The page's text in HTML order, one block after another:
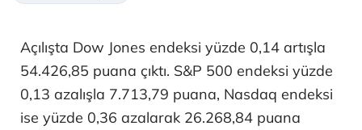
Açılışta Dow Jones endeksi yüzde 0,14 artışla
54.426,85 puana çıktı. S&P 500 endeksi yüzde
0,13 azalışla 7.713,79 puana, Nasdaq endeksi
ise yüzde 0,36 azalarak 26.268,84 puana